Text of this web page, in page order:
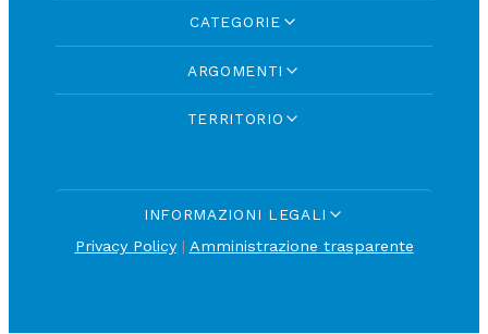
CATEGORIE
ARGOMENTI
TERRITORIO
INFORMAZIONI LEGALI
Privacy Policy| Amministrazione trasparente